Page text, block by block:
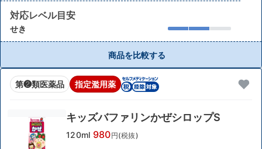
対応レベル目安
せき
商品を比較する
第❷類医薬品 指定濫用薬
キッズバファリンかぜシロップS
120ml 980円(税抜)